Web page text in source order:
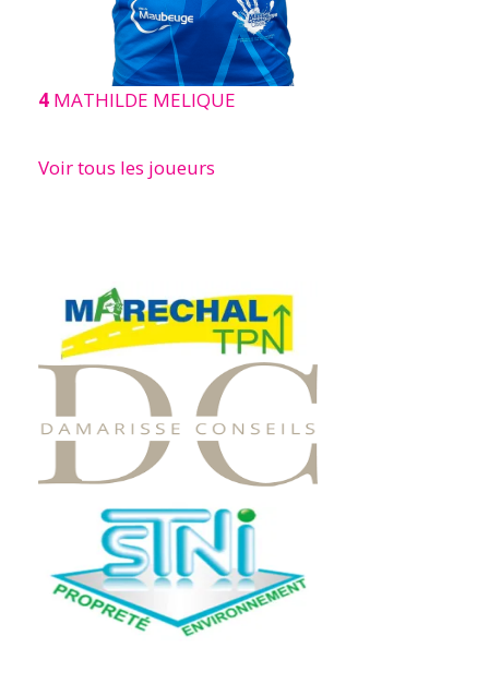
4 MATHILDE MELIQUE
Voir tous les joueurs